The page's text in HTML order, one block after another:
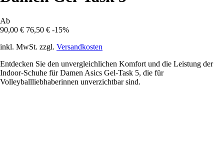
Ab
90,00 € 76,50 € -15%
inkl. MwSt. zzgl. Versandkosten
Entdecken Sie den unvergleichlichen Komfort und die Leistung der
Indoor-Schuhe für Damen Asics Gel-Task 5, die für
Volleyballliebhaberinnen unverzichtbar sind.